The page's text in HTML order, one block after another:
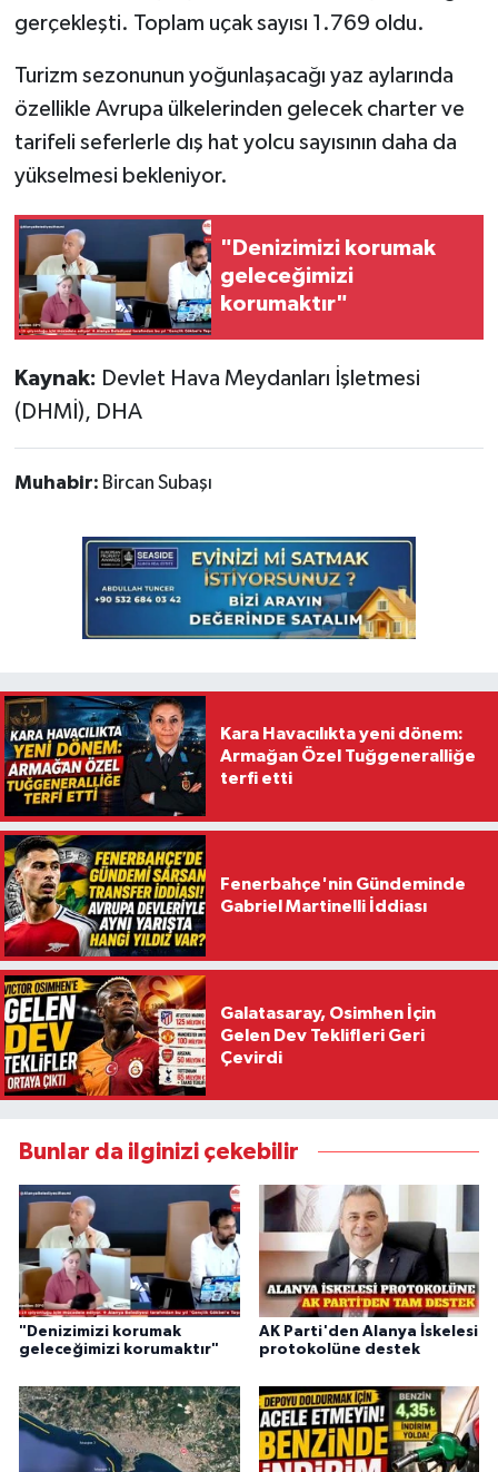
gerçekleşti. Toplam uçak sayısı 1.769 oldu.
Turizm sezonunun yoğunlaşacağı yaz aylarında
özellikle Avrupa ülkelerinden gelecek charter ve
tarifeli seferlerle dış hat yolcu sayısının daha da
yükselmesi bekleniyor.
"Denizimizi korumak
geleceğimizi
korumaktır"
Kaynak: Devlet Hava Meydanları İşletmesi
(DHMİ), DHA
Muhabir: Bircan Subaşı
Kara Havacılıkta yeni dönem:
Armağan Özel Tuğgeneralliğe
terfi etti
Fenerbahçe'nin Gündeminde
Gabriel Martinelli İddiası
Galatasaray, Osimhen İçin
Gelen Dev Teklifleri Geri
Çevirdi
Bunlar da ilginizi çekebilir
"Denizimizi korumak
geleceğimizi korumaktır"
AK Parti'den Alanya İskelesi
protokolüne destek